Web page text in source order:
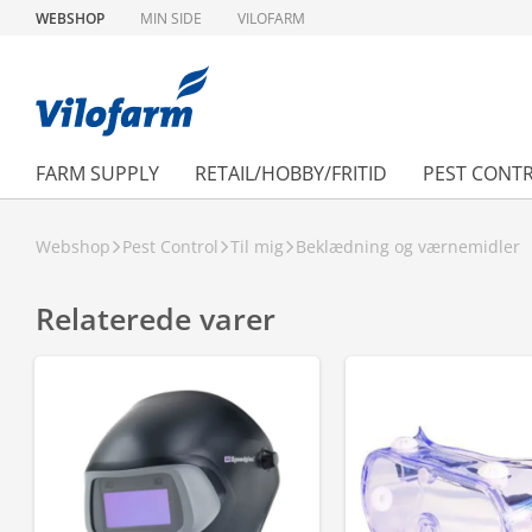
WEBSHOP MIN SIDE VILOFARM
FARM SUPPLY RETAIL/HOBBY/FRITID PEST
Webshop Pest Control Til mig Beklædning og værnemidler
Relaterede varer